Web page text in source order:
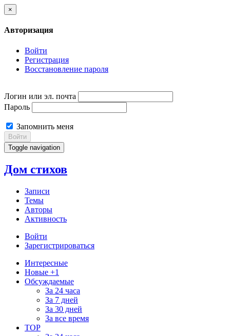
×
Авторизация
Войти
Регистрация
Восстановление пароля
Логин или эл. почта
Пароль
Запомнить меня
Войти
Toggle navigation
Дом стихов
Записи
Темы
Авторы
Активность
Войти
Зарегистрироваться
Интересные
Новые +1
Обсуждаемые
За 24 часа
За 7 дней
За 30 дней
За все время
TOP